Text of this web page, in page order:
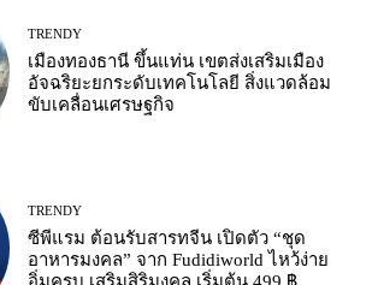
TRENDY
เมืองทองธานี ขึ้นแท่น เขตส่งเสริมเมือง
อัจฉริยะยกระดับเทคโนโลยี สิ่งแวดล้อม
ขับเคลื่อนเศรษฐกิจ
TRENDY
ซีพีแรม ต้อนรับสารทจีน เปิดตัว “ชุด
อาหารมงคล” จาก Fudidiworld ไหว้ง่าย